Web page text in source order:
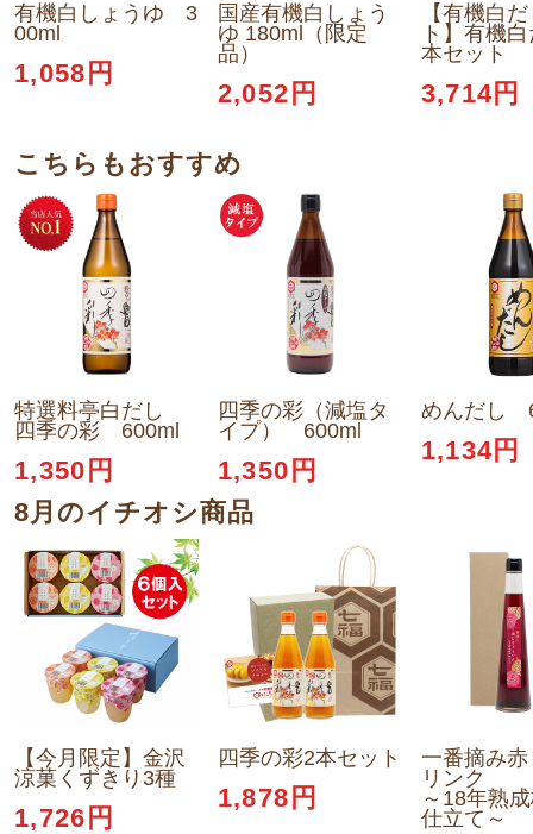
有機白しょうゆ 3
00ml
1,058円
国産有機白しょう
ゆ 180ml（限定
品）
2,052円
【有機白
ト】有機
本セット
3,714円
こちらもおすすめ
特選料亭白だし
四季の彩 600ml
1,350円
四季の彩（減塩タ
イプ） 600ml
1,350円
めんだし
1,134円
8月のイチオシ商品
【今月限定】金沢
涼菓くずきり3種
1,726円
四季の彩2本セット
1,878円
一番摘み
リンク
～18年熟
仕立て～